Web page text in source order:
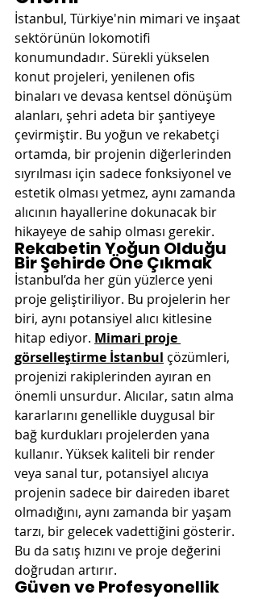
İstanbul, Türkiye'nin mimari ve inşaat
sektörünün lokomotifi
konumundadır. Sürekli yükselen
konut projeleri, yenilenen ofis
binaları ve devasa kentsel dönüşüm
alanları, şehri adeta bir şantiyeye
çevirmiştir. Bu yoğun ve rekabetçi
ortamda, bir projenin diğerlerinden
sıyrılması için sadece fonksiyonel ve
estetik olması yetmez, aynı zamanda
alıcının hayallerine dokunacak bir
hikayeye de sahip olması gerekir.
Rekabetin Yoğun Olduğu
Bir Şehirde Öne Çıkmak
İstanbul’da her gün yüzlerce yeni
proje geliştiriliyor. Bu projelerin her
biri, aynı potansiyel alıcı kitlesine
hitap ediyor. Mimari proje
görselleştirme İstanbul çözümleri,
projenizi rakiplerinden ayıran en
önemli unsurdur. Alıcılar, satın alma
kararlarını genellikle duygusal bir
bağ kurdukları projelerden yana
kullanır. Yüksek kaliteli bir render
veya sanal tur, potansiyel alıcıya
projenin sadece bir daireden ibaret
olmadığını, aynı zamanda bir yaşam
tarzı, bir gelecek vadettiğini gösterir.
Bu da satış hızını ve proje değerini
doğrudan artırır.
Güven ve Profesyonellik